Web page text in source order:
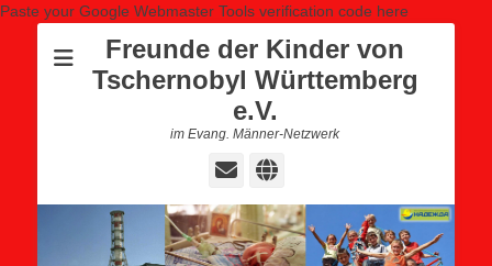
Paste your Google Webmaster Tools verification code here
Freunde der Kinder von
Tschernobyl Württemberg
e.V.
im Evang. Männer-Netzwerk
E-
Website